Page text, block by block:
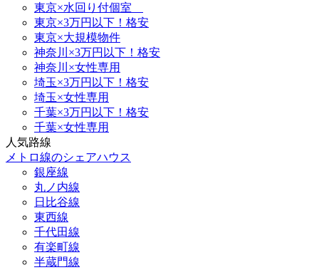
東京×水回り付個室
東京×3万円以下！格安
東京×大規模物件
神奈川×3万円以下！格安
神奈川×女性専用
埼玉×3万円以下！格安
埼玉×女性専用
千葉×3万円以下！格安
千葉×女性専用
人気路線
メトロ線のシェアハウス
銀座線
丸ノ内線
日比谷線
東西線
千代田線
有楽町線
半蔵門線